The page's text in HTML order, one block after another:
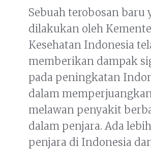
Sebuah terobosan baru
dilakukan oleh
Kesehatan Indonesia
memberikan dampak
pada peningkatan
dalam memperjuangkan
melawan penyakit
dalam penjara. Ada
penjara di Indonesia